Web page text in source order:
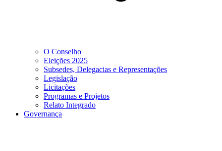
O Conselho
Eleições 2025
Subsedes, Delegacias e Representações
Legislação
Licitações
Programas e Projetos
Relato Integrado
Governança